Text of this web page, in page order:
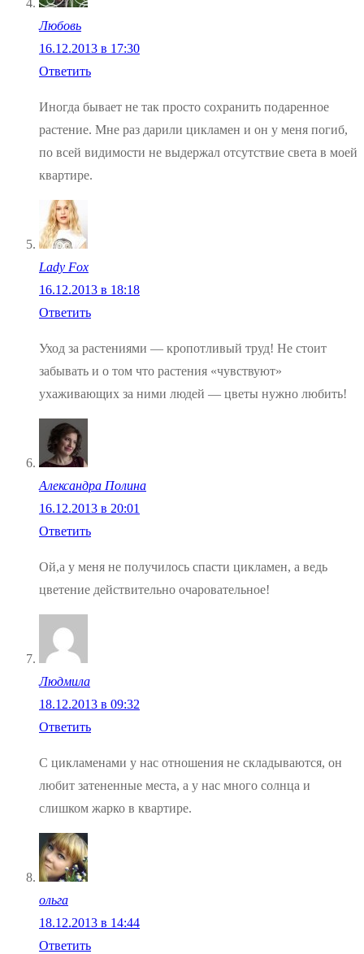
Любовь
16.12.2013 в 17:30
Ответить
Иногда бывает не так просто сохранить подаренное
растение. Мне раз дарили цикламен и он у меня погиб,
по всей видимости не выдержал отсутствие света в моей
квартире.
Lady Fox
16.12.2013 в 18:18
Ответить
Уход за растениями — кропотливый труд! Не стоит
забывать и о том что растения «чувствуют»
ухаживающих за ними людей — цветы нужно любить!
Александра Полина
16.12.2013 в 20:01
Ответить
Ой,а у меня не получилось спасти цикламен, а ведь
цветение действительно очаровательное!
Людмила
18.12.2013 в 09:32
Ответить
С цикламенами у нас отношения не складываются, он
любит затененные места, а у нас много солнца и
слишком жарко в квартире.
ольга
18.12.2013 в 14:44
Ответить